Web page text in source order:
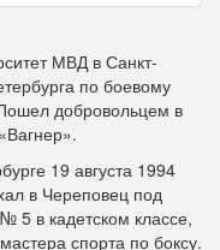
МВД в Санкт-
по боевому
добровольцем в
19 августа 1994
в Череповец под
5 в кадетском классе,
спорта по боксу.